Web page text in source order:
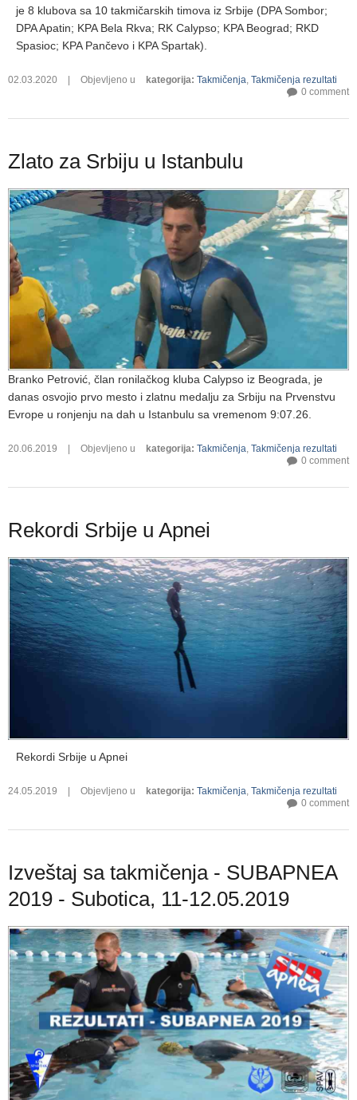
je 8 klubova sa 10 takmičarskih timova iz Srbije (DPA Sombor;
DPA Apatin; KPA Bela Rkva; RK Calypso; KPA Beograd; RKD
Spasioc; KPA Pančevo i KPA Spartak).
02.03.2020 Objevljeno u kategorija: Takmičenja, Takmičenja rezultati
0 comment
Zlato za Srbiju u Istanbulu
Branko Petrović, član ronilačkog kluba Calypso iz Beograda, je
danas osvojio prvo mesto i zlatnu medalju za Srbiju na Prvenstvu
Evrope u ronjenju na dah u Istanbulu sa vremenom 9:07.26.
20.06.2019 Objevljeno u kategorija: Takmičenja, Takmičenja rezultati
0 comment
Rekordi Srbije u Apnei
Rekordi Srbije u Apnei
24.05.2019 | Objevljeno u kategorija: Takmičenja, Takmičenja rezultati
0 comment
Izveštaj sa takmičenja - SUBAPNEA
2019 - Subotica, 11-12.05.2019